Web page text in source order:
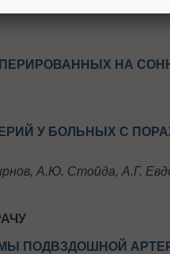
НА
У БОЛЬНЫХ С
А.Ю. Стойда, А.Г.
ПОДВЗДОШНОЙ